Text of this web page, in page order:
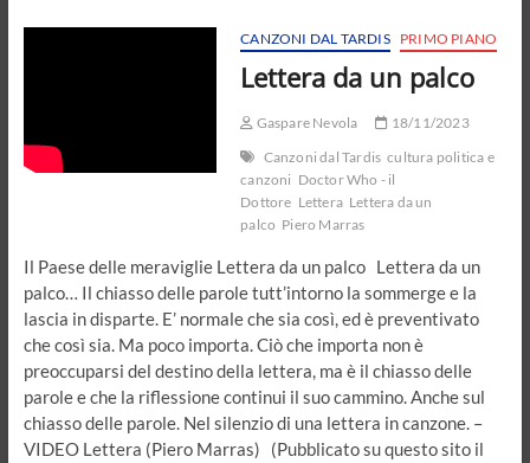
CANZONI DAL TARDIS PRIMO PIANO
Lettera da un palco
Gaspare Nevola
18/11/2023
Canzoni dal Tardis cultura politica e
canzoni Doctor Who - il
Dottore Lettera Lettera da un
palco Piero Marras
Il Paese delle meraviglie Lettera da un palco Lettera da un
palco… Il chiasso delle parole tutt’intorno la sommerge e la
lascia in disparte. E’ normale che sia così, ed è preventivato
che così sia. Ma poco importa. Ciò che importa non è
preoccuparsi del destino della lettera, ma è il chiasso delle
parole e che la riflessione continui il suo cammino. Anche sul
chiasso delle parole. Nel silenzio di una lettera in canzone. –
VIDEO Lettera (Piero Marras) (Pubblicato su questo sito il